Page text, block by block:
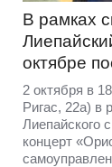
В рамках
октябре
2 октября в
Ригас, 22а) в
Лиепайского
концерт